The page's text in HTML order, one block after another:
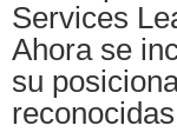
Services
Ahora se
su